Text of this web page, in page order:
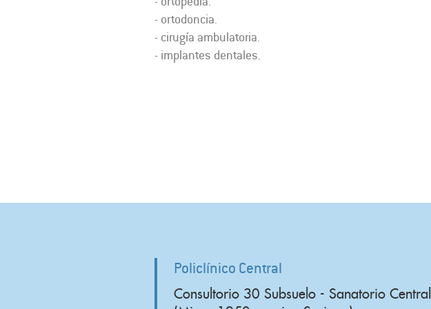
- ortodoncia.
- cirugía ambulatoria.
- implantes dentales.
Policlínico Central
Consultorio 30 Subsuelo - Sanatorio Central